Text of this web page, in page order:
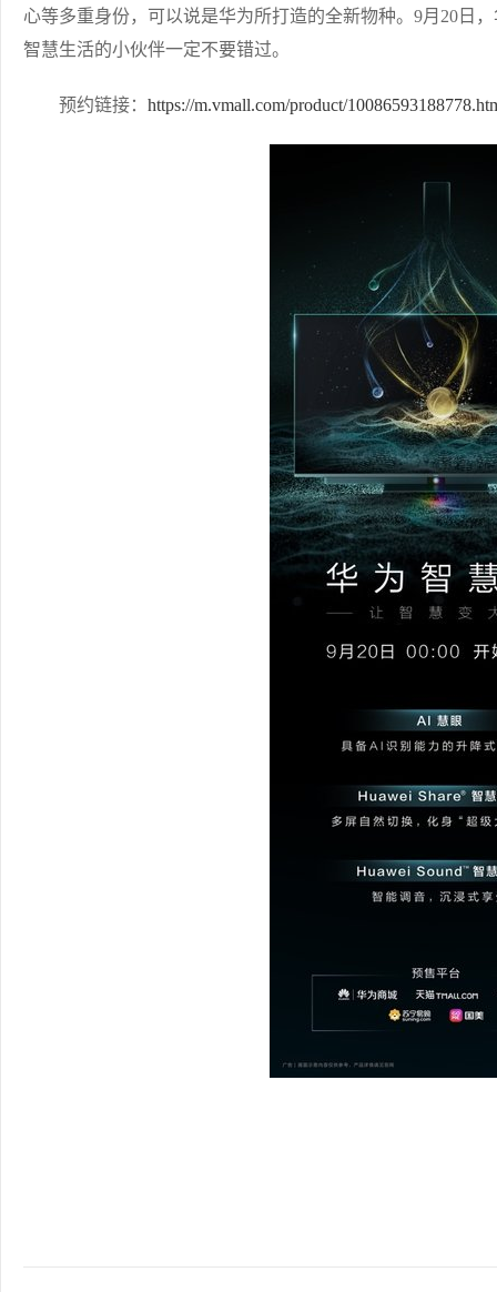
心等多重身份，可以说是华为所打造的全新物种。9月20日
智慧生活的小伙伴一定不要错过。
预约链接： https://m.vmall.com/product/